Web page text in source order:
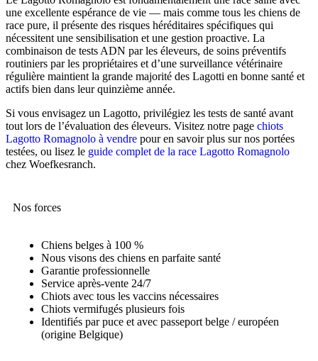
une excellente espérance de vie — mais comme tous les chiens de
race pure, il présente des risques héréditaires spécifiques qui
nécessitent une sensibilisation et une gestion proactive. La
combinaison de tests ADN par les éleveurs, de soins préventifs
routiniers par les propriétaires et d’une surveillance vétérinaire
régulière maintient la grande majorité des Lagotti en bonne santé et
actifs bien dans leur quinzième année.
Si vous envisagez un Lagotto, privilégiez les tests de santé avant
tout lors de l’évaluation des éleveurs. Visitez notre page chiots
Lagotto Romagnolo à vendre pour en savoir plus sur nos portées
testées, ou lisez le guide complet de la race Lagotto Romagnolo
chez Woefkesranch.
Nos forces
Chiens belges à 100 %
Nous visons des chiens en parfaite santé
Garantie professionnelle
Service après-vente 24/7
Chiots avec tous les vaccins nécessaires
Chiots vermifugés plusieurs fois
Identifiés par puce et avec passeport belge / européen
(origine Belgique)